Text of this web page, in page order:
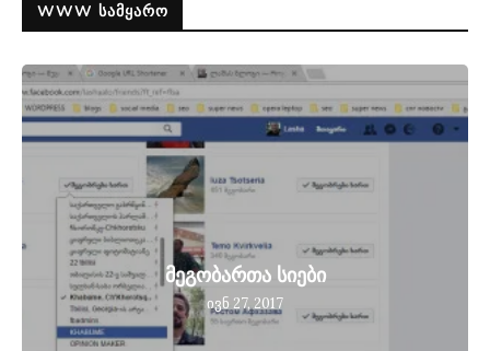
WWW ᲡᲐᲛᲧᲐᲠᲝ
მეგობართა სიები
ივნ 27, 2017